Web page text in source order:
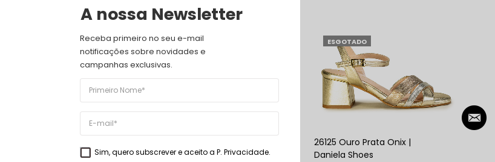
VER PRODUTO
Daniela Shoes
ESGOTADO
26125 Ouro Prata Onix |
Daniela Shoes
A nossa Newsletter
Receba primeiro no seu e-mail
notificações sobre novidades e
campanhas exclusivas.
Sim, quero subscrever e aceito a P. Privacidade.